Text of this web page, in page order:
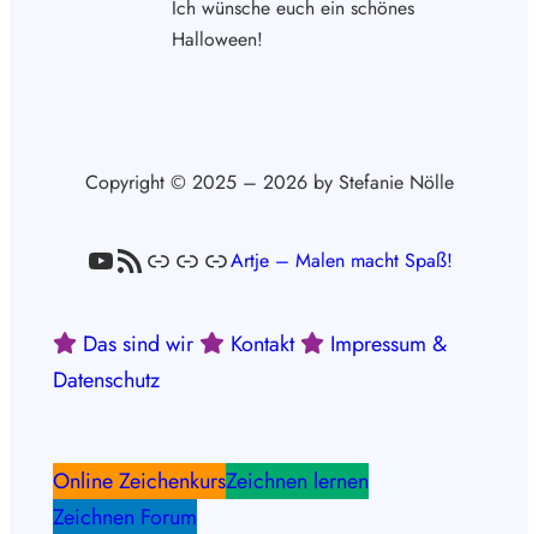
Ich wünsche euch ein schönes
Halloween!
Copyright © 2025 – 2026 by Stefanie Nölle
YouTube
RSS-FeedLinkLinkLinkArtje – Malen macht Spaß!
Das sind wir Kontakt
Impressum &
Datenschutz
Online ZeichenkursZeichnen lernen
Zeichnen Forum